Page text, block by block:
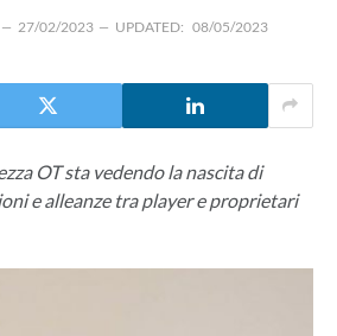
27/02/2023 UPDATED: 08/05/2023
OT sta vedendo la nascita di
e alleanze tra player e proprietari